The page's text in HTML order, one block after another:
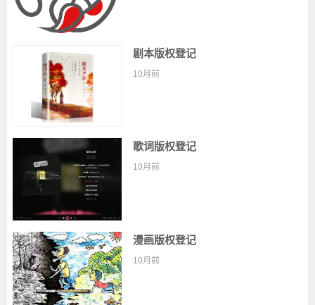
剧本版权登记
10月前
歌词版权登记
10月前
漫画版权登记
10月前